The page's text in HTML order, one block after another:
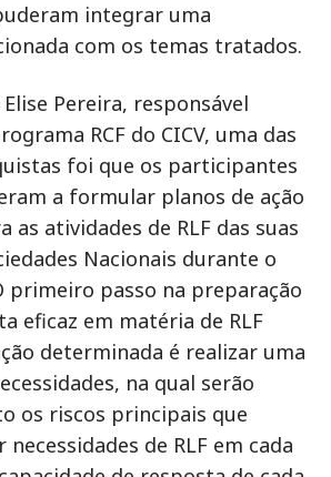
integrar uma
com os temas tratados.
Pereira, responsável
RCF do CICV, uma das
foi que os participantes
a formular planos de ação
as atividades de RLF das suas
Nacionais durante o
primeiro passo na preparação
eficaz em matéria de RLF
determinada é realizar uma
na qual serão
os riscos principais que
de RLF em cada